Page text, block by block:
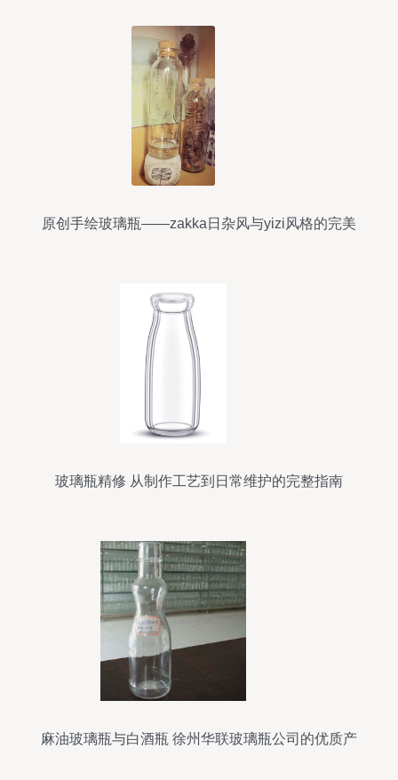
原创手绘玻璃瓶——zakka日杂风与yizi风格的完美
玻璃瓶精修 从制作工艺到日常维护的完整指南
麻油玻璃瓶与白酒瓶 徐州华联玻璃瓶公司的优质产